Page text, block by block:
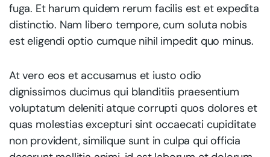
fuga. Et harum quidem rerum facilis est et expedita
distinctio. Nam libero tempore, cum soluta nobis
est eligendi optio cumque nihil impedit quo minus.
At vero eos et accusamus et iusto odio
dignissimos ducimus qui blanditiis praesentium
voluptatum deleniti atque corrupti quos dolores et
quas molestias excepturi sint occaecati cupiditate
non provident, similique sunt in culpa qui officia